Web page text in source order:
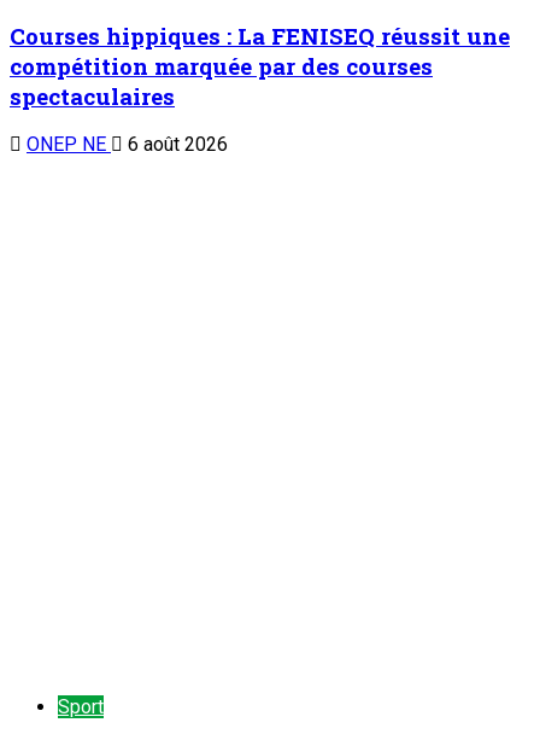
Courses hippiques : La FENISEQ réussit une
compétition marquée par des courses
spectaculaires
ONEP NE 6 août 2026
Sport